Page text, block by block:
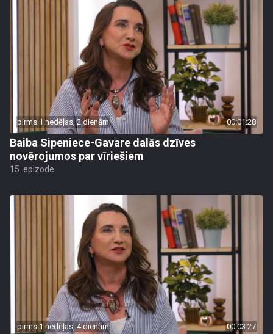
pirms 1 nedēļas, 2 dienām 00:01:28
Baiba Sipeniece-Gavare dalās dzīves
novērojumos par vīriešiem
15. epizode
pirms 1 nedēļas, 4 dienām 00:03:27